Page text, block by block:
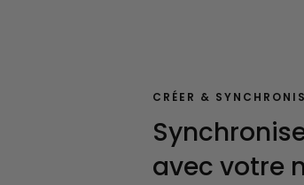
CRÉER &
avec votre